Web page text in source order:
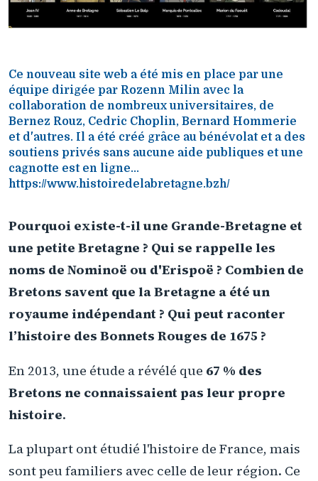
Ce nouveau site web a été mis en place par une
équipe dirigée par Rozenn Milin avec la
collaboration de nombreux universitaires, de
Bernez Rouz, Cedric Choplin, Bernard Hommerie
et d'autres. Il a été créé grâce au bénévolat et a des
soutiens privés sans aucune aide publiques et une
cagnotte est en ligne...
https://www.histoiredelabretagne.bzh/
Pourquoi existe-t-il une Grande-Bretagne et
une petite Bretagne ? Qui se rappelle les
noms de Nominoë ou d'Erispoë ? Combien de
Bretons savent que la Bretagne a été un
royaume indépendant ? Qui peut raconter
l’histoire des Bonnets Rouges de 1675 ?
En 2013, une étude a révélé que 67 % des
Bretons ne connaissaient pas leur propre
histoire.
La plupart ont étudié l'histoire de France, mais
sont peu familiers avec celle de leur région. Ce